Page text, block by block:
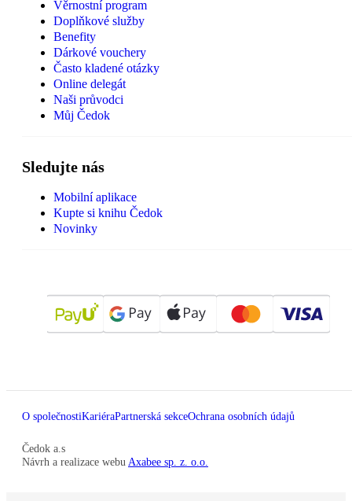
Věrnostní program
Doplňkové služby
Benefity
Dárkové vouchery
Často kladené otázky
Online delegát
Naši průvodci
Můj Čedok
Sledujte nás
Mobilní aplikace
Kupte si knihu Čedok
Novinky
O společnostiKariéraPartnerská sekceOchrana osobních údajů
Čedok a.s
Návrh a realizace webu Axabee sp. z. o.o.